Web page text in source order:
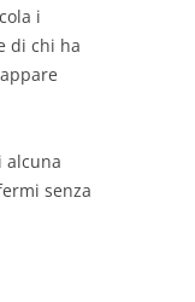
i
di chi ha
alcuna
senza